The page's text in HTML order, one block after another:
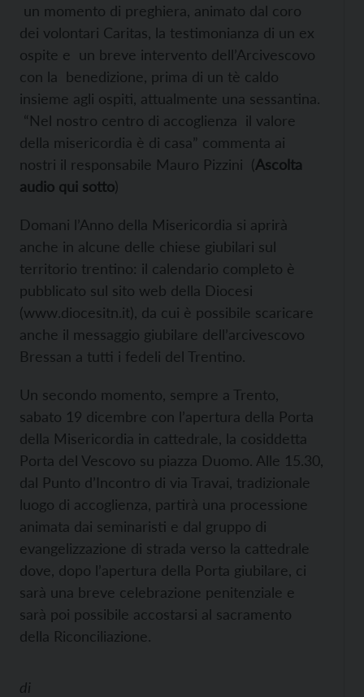
un momento di preghiera, animato dal coro
dei volontari Caritas, la testimonianza di un ex
ospite e un breve intervento dell’Arcivescovo
con la benedizione, prima di un tè caldo
insieme agli ospiti, attualmente una sessantina.
“Nel nostro centro di accoglienza il valore
della misericordia è di casa” commenta ai
nostri il responsabile Mauro Pizzini (Ascolta
audio qui sotto)
Domani l’Anno della Misericordia si aprirà
anche in alcune delle chiese giubilari sul
territorio trentino: il calendario completo è
pubblicato sul sito web della Diocesi
(www.diocesitn.it), da cui è possibile scaricare
anche il messaggio giubilare dell’arcivescovo
Bressan a tutti i fedeli del Trentino.
Un secondo momento, sempre a Trento,
sabato 19 dicembre con l’apertura della Porta
della Misericordia in cattedrale, la cosiddetta
Porta del Vescovo su piazza Duomo. Alle 15.30,
dal Punto d’Incontro di via Travai, tradizionale
luogo di accoglienza, partirà una processione
animata dai seminaristi e dal gruppo di
evangelizzazione di strada verso la cattedrale
dove, dopo l’apertura della Porta giubilare, ci
sarà una breve celebrazione penitenziale e
sarà poi possibile accostarsi al sacramento
della Riconciliazione.
di